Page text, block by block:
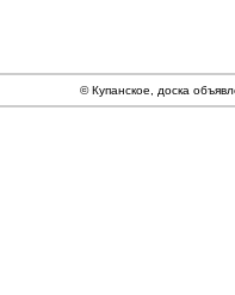
© Купанское, доска